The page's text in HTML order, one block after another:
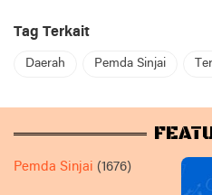
Tag Terkait
Daerah Pemda Sinjai
Pemda Sinjai (1676)